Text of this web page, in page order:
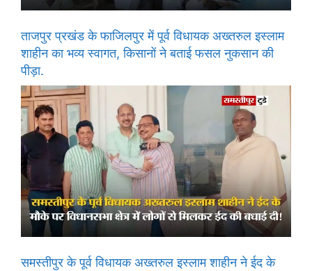
ताजपुर प्रखंड के फाजिलपुर में पूर्व विधायक अख्तरुल इस्लाम
शाहीन का भव्य स्वागत, किसानों ने बताई फसल नुकसान की
पीड़ा.
समस्तीपुर के पूर्व विधायक अख्तरुल इस्लाम शाहीन ने ईद के